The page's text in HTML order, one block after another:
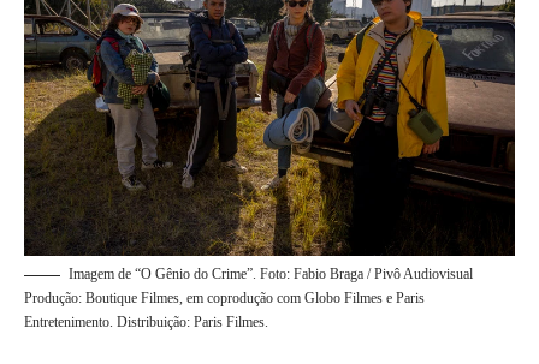
Imagem de “O Gênio do Crime”. Foto: Fabio Braga / Pivô Audiovisual
Produção: Boutique Filmes, em coprodução com Globo Filmes e Paris
Entretenimento. Distribuição: Paris Filmes.